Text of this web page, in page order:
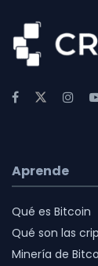
Aprende
Qué es Bitcoin
Qué son las
Minería de